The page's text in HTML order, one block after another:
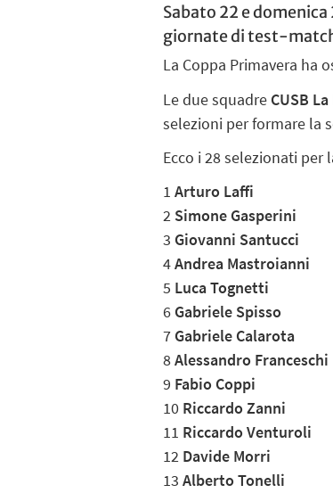
Sabato 22 e
giornate di test-
La Coppa Primavera ha
Le due squadre CUSB
selezioni per formare la
Ecco i 28 selezionati per
1Arturo Laffi
2 Simone Gasperini
3 Giovanni Santucci
4Andrea Mastroianni
5 Luca Tognetti
6 Gabriele Spisso
7 Gabriele Calarota
8Alessandro Franceschi
9 Fabio Coppi
10 Riccardo Zanni
11 Riccardo Venturoli
12 Davide Morri
13Alberto Tonelli